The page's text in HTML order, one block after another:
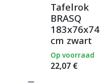
Tafelrok
BRASQ
183x76x74
cm zwart
22,07 €
Op voorraad